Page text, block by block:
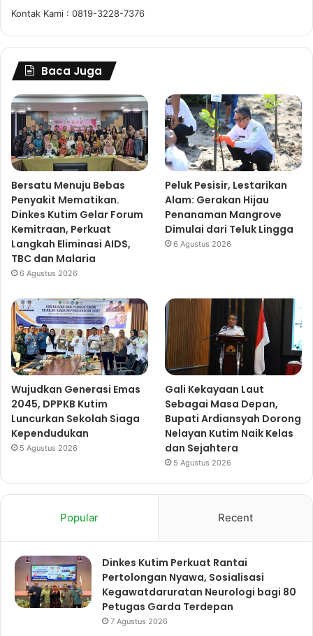
Kontak Kami : 0819-3228-7376
Baca Juga
Bersatu Menuju Bebas
Penyakit Mematikan.
Dinkes Kutim Gelar Forum
Kemitraan, Perkuat
Langkah Eliminasi AIDS,
TBC dan Malaria
6 Agustus 2026
Peluk Pesisir, Lestarikan
Alam: Gerakan Hijau
Penanaman Mangrove
Dimulai dari Teluk Lingga
6 Agustus 2026
Wujudkan Generasi Emas
2045, DPPKB Kutim
Luncurkan Sekolah Siaga
Kependudukan
5 Agustus 2026
Gali Kekayaan Laut
Sebagai Masa Depan,
Bupati Ardiansyah Dorong
Nelayan Kutim Naik Kelas
dan Sejahtera
5 Agustus 2026
Popular Recent
Dinkes Kutim Perkuat Rantai
Pertolongan Nyawa, Sosialisasi
Kegawatdaruratan Neurologi bagi 80
Petugas Garda Terdepan
7 Agustus 2026